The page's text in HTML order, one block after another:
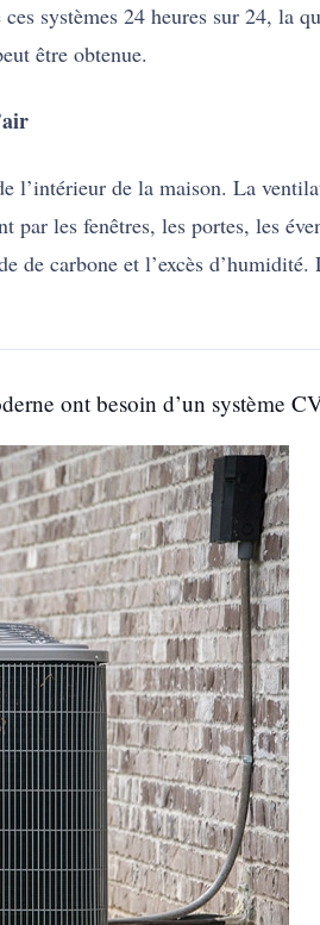
systèmes 24 heures sur 24, la
être obtenue.
l’intérieur de la maison. La
les fenêtres, les portes, les
de carbone et l’excès
ont besoin d’un système